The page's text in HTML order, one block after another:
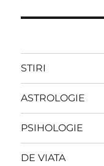
STIRI
ASTROLOGIE
PSIHOLOGIE
DE VIATA